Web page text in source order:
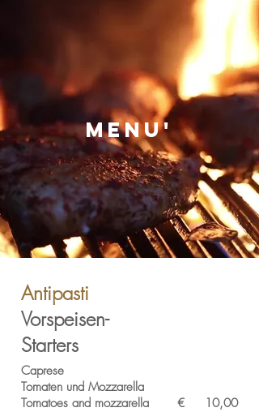
MENU'
Antipasti
Vorspeisen-
Starters
Caprese
Tomaten und Mozzarella
Tomatoes and mozzarella € 10,00